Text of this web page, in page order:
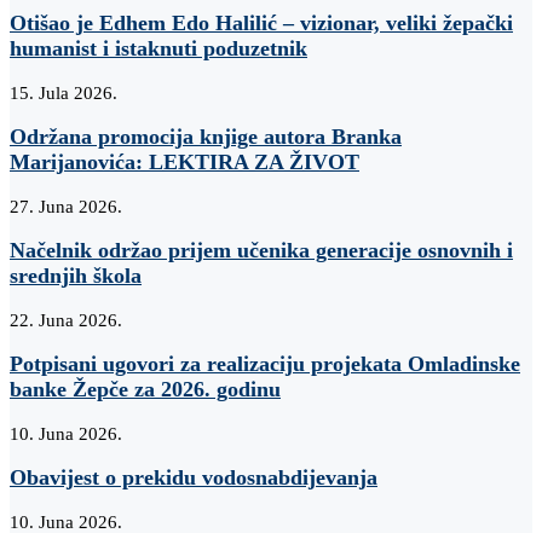
Otišao je Edhem Edo Halilić – vizionar, veliki žepački
humanist i istaknuti poduzetnik
15. Jula 2026.
Održana promocija knjige autora Branka
Marijanovića: LEKTIRA ZA ŽIVOT
27. Juna 2026.
Načelnik održao prijem učenika generacije osnovnih i
srednjih škola
22. Juna 2026.
Potpisani ugovori za realizaciju projekata Omladinske
banke Žepče za 2026. godinu
10. Juna 2026.
Obavijest o prekidu vodosnabdijevanja
10. Juna 2026.